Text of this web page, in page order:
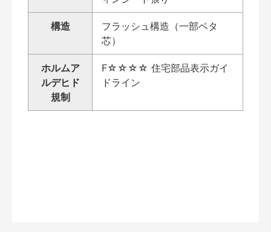
構造
フラッシュ構造（一部ベタ
芯）
ホルムア
ルデヒド
規制
F☆☆☆☆ 住宅部品表示ガイ
ドライン